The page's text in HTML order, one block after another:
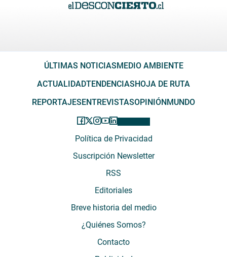
ÚLTIMAS NOTICIASMEDIO AMBIENTE
ACTUALIDADTENDENCIASHOJA DE RUTA
REPORTAJESENTREVISTASOPINIÓNMUNDO
Política de Privacidad
Suscripción Newsletter
RSS
Editoriales
Breve historia del medio
¿Quiénes Somos?
Contacto